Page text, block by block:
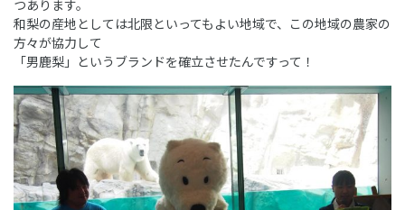
つあります。
和梨の産地としては北限といってもよい地域で、この地域の農家の
方々が協力して
「男鹿梨」というブランドを確立させたんですって！